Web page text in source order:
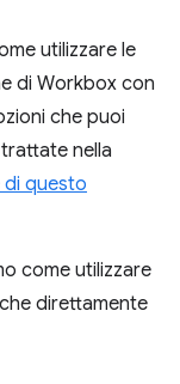
utilizzare le
di Workbox con
che puoi
nella
di questo
come utilizzare
direttamente